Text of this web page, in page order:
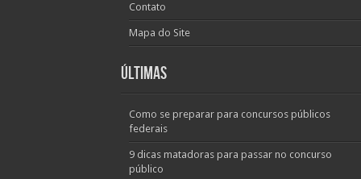
Contato
Mapa do Site
Últimas
Como se preparar para concursos públicos
federais
9 dicas matadoras para passar no concurso
público